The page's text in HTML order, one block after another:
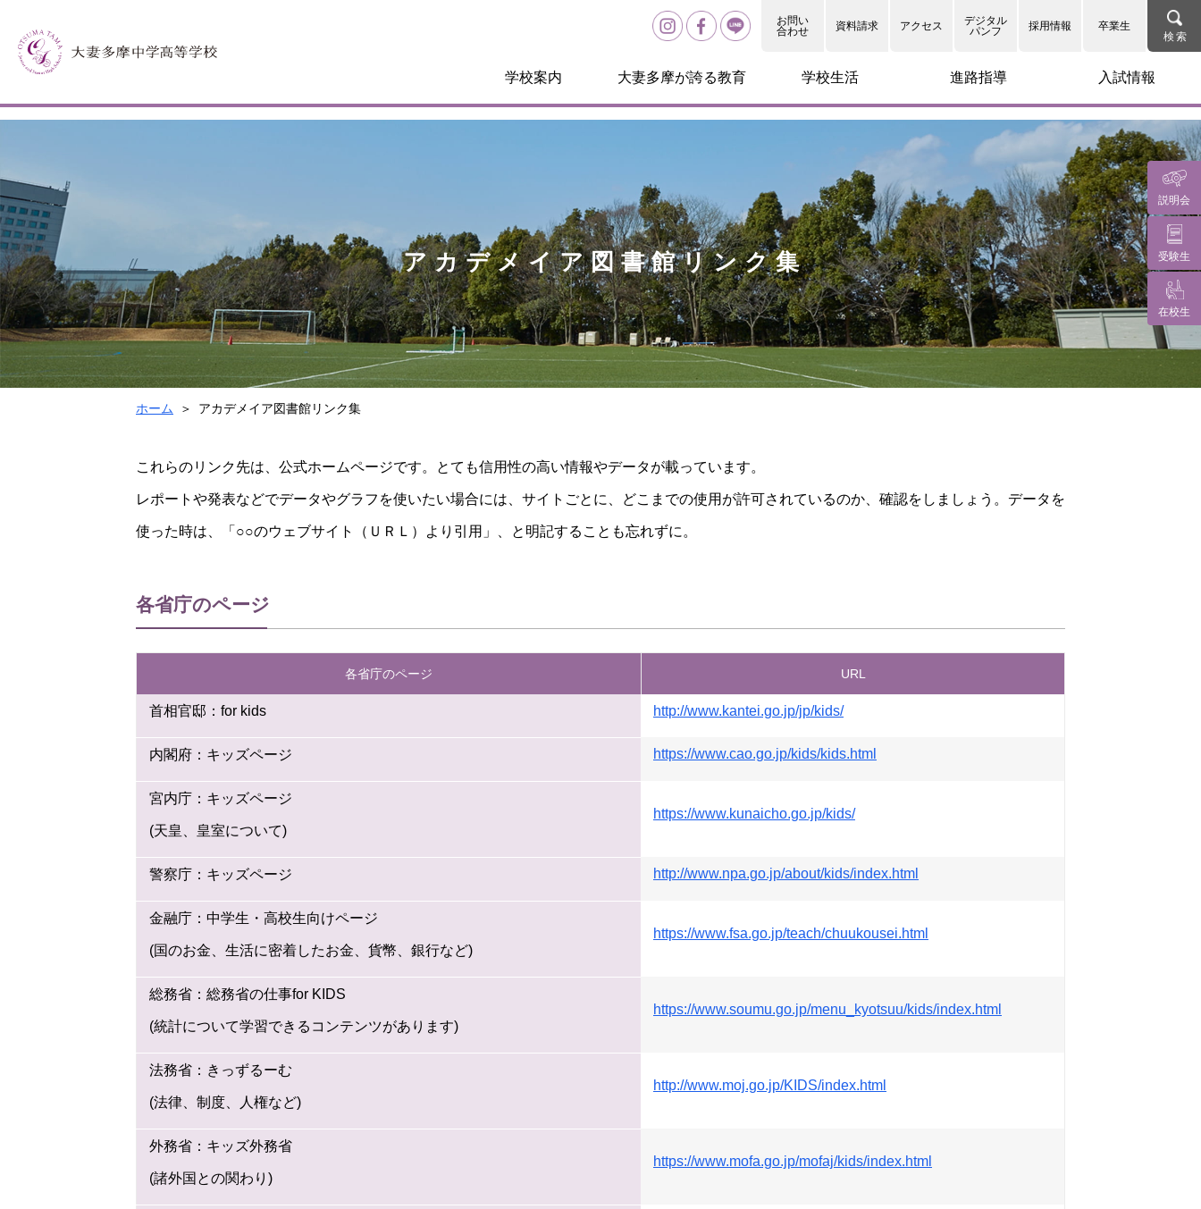
お問い
合わせ
資料請求 アクセス
デジタル
パンフ
採用情報 卒業生
学校案内 大妻多摩が誇る教育 学校生活 進路指導 入試情報
説明会
受験生
在校生
アカデメイア図書館リンク集
ホーム アカデメイア図書館リンク集
これらのリンク先は、公式ホームページです。とても信用性の高い情報やデータが載っています。
レポートや発表などでデータやグラフを使いたい場合には、サイトごとに、どこまでの使用が許可されているのか、確認をしましょう。データを
使った時は、「○○のウェブサイト（ＵＲＬ）より引用」、と明記することも忘れずに。
各省庁のページ
各省庁のページ URL
首相官邸：for kids http://www.kantei.go.jp/jp/kids/
内閣府：キッズページ https://www.cao.go.jp/kids/kids.html
宮内庁：キッズページ
(天皇、皇室について)
https://www.kunaicho.go.jp/kids/
警察庁：キッズページ http://www.npa.go.jp/about/kids/index.html
金融庁：中学生・高校生向けページ
(国のお金、生活に密着したお金、貨幣、銀行など)
https://www.fsa.go.jp/teach/chuukousei.html
総務省：総務省の仕事for KIDS
(統計について学習できるコンテンツがあります)
https://www.soumu.go.jp/menu_kyotsuu/kids/index.html
法務省：きっずるーむ
(法律、制度、人権など)
http://www.moj.go.jp/KIDS/index.html
外務省：キッズ外務省
(諸外国との関わり)
https://www.mofa.go.jp/mofaj/kids/index.html